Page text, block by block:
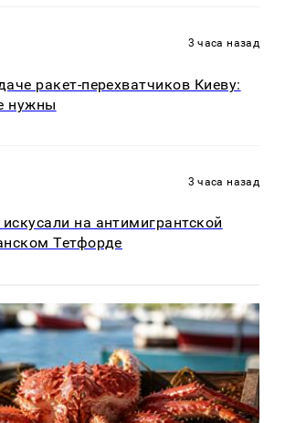
3 часа назад
ракет-перехватчиков Киеву:
нужны
3 часа назад
на антимигрантской
Тетфорде